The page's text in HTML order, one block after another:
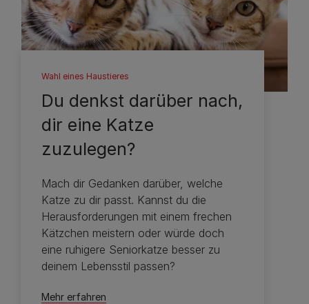
Wahl eines Haustieres
Du denkst darüber nach,
dir eine Katze
zuzulegen?
Mach dir Gedanken darüber, welche
Katze zu dir passt. Kannst du die
Herausforderungen mit einem frechen
Kätzchen meistern oder würde doch
eine ruhigere Seniorkatze besser zu
deinem Lebensstil passen?
Mehr erfahren